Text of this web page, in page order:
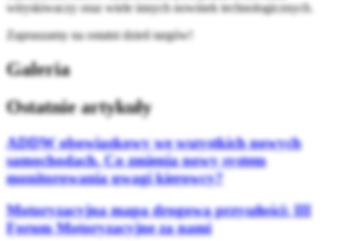
wtryskiwaczy oraz wiele innych nowinek technologicznych.
Zapraszamy na ostatni dzień targów!
Galeria
Ostatnie artykuły
ADDW obowiązkowy we wszystkich nowych
samochodach. Co zmienia nowy system
monitorowania uwagi kierowcy?
Motoryzacyjna mapa drogowa przyszłości: III
Forum Motoryzacyjne za nami